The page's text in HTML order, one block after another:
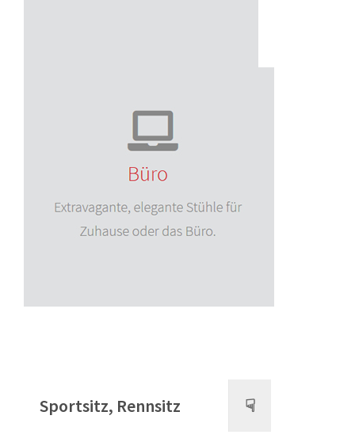
Sportsitz, Rennsitz ☟